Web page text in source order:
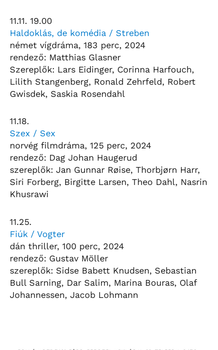
11.11. 19.00
Haldoklás, de komédia / Streben
német vígdráma, 183 perc, 2024
rendező: Matthias Glasner
Szereplők: Lars Eidinger, Corinna Harfouch,
Lilith Stangenberg, Ronald Zehrfeld, Robert
Gwisdek, Saskia Rosendahl
11.18.
Szex / Sex
norvég filmdráma, 125 perc, 2024
rendező: Dag Johan Haugerud
szereplők: Jan Gunnar Røise, Thorbjørn Harr,
Siri Forberg, Birgitte Larsen, Theo Dahl, Nasrin
Khusrawi
11.25.
Fiúk / Vogter
dán thriller, 100 perc, 2024
rendező: Gustav Möller
szereplők: Sidse Babett Knudsen, Sebastian
Bull Sarning, Dar Salim, Marina Bouras, Olaf
Johannessen, Jacob Lohmann